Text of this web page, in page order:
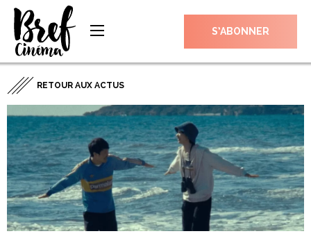
S’ABONNER
RETOUR AUX ACTUS